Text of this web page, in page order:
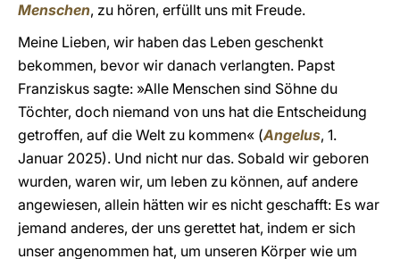
Menschen, zu hören, erfüllt uns mit Freude.
Meine Lieben, wir haben das Leben geschenkt
bekommen, bevor wir danach verlangten. Papst
Franziskus sagte: »Alle Menschen sind Söhne du
Töchter, doch niemand von uns hat die Entscheidung
getroffen, auf die Welt zu kommen« (Angelus, 1.
Januar 2025). Und nicht nur das. Sobald wir geboren
wurden, waren wir, um leben zu können, auf andere
angewiesen, allein hätten wir es nicht geschafft: Es war
jemand anderes, der uns gerettet hat, indem er sich
unser angenommen hat, um unseren Körper wie um